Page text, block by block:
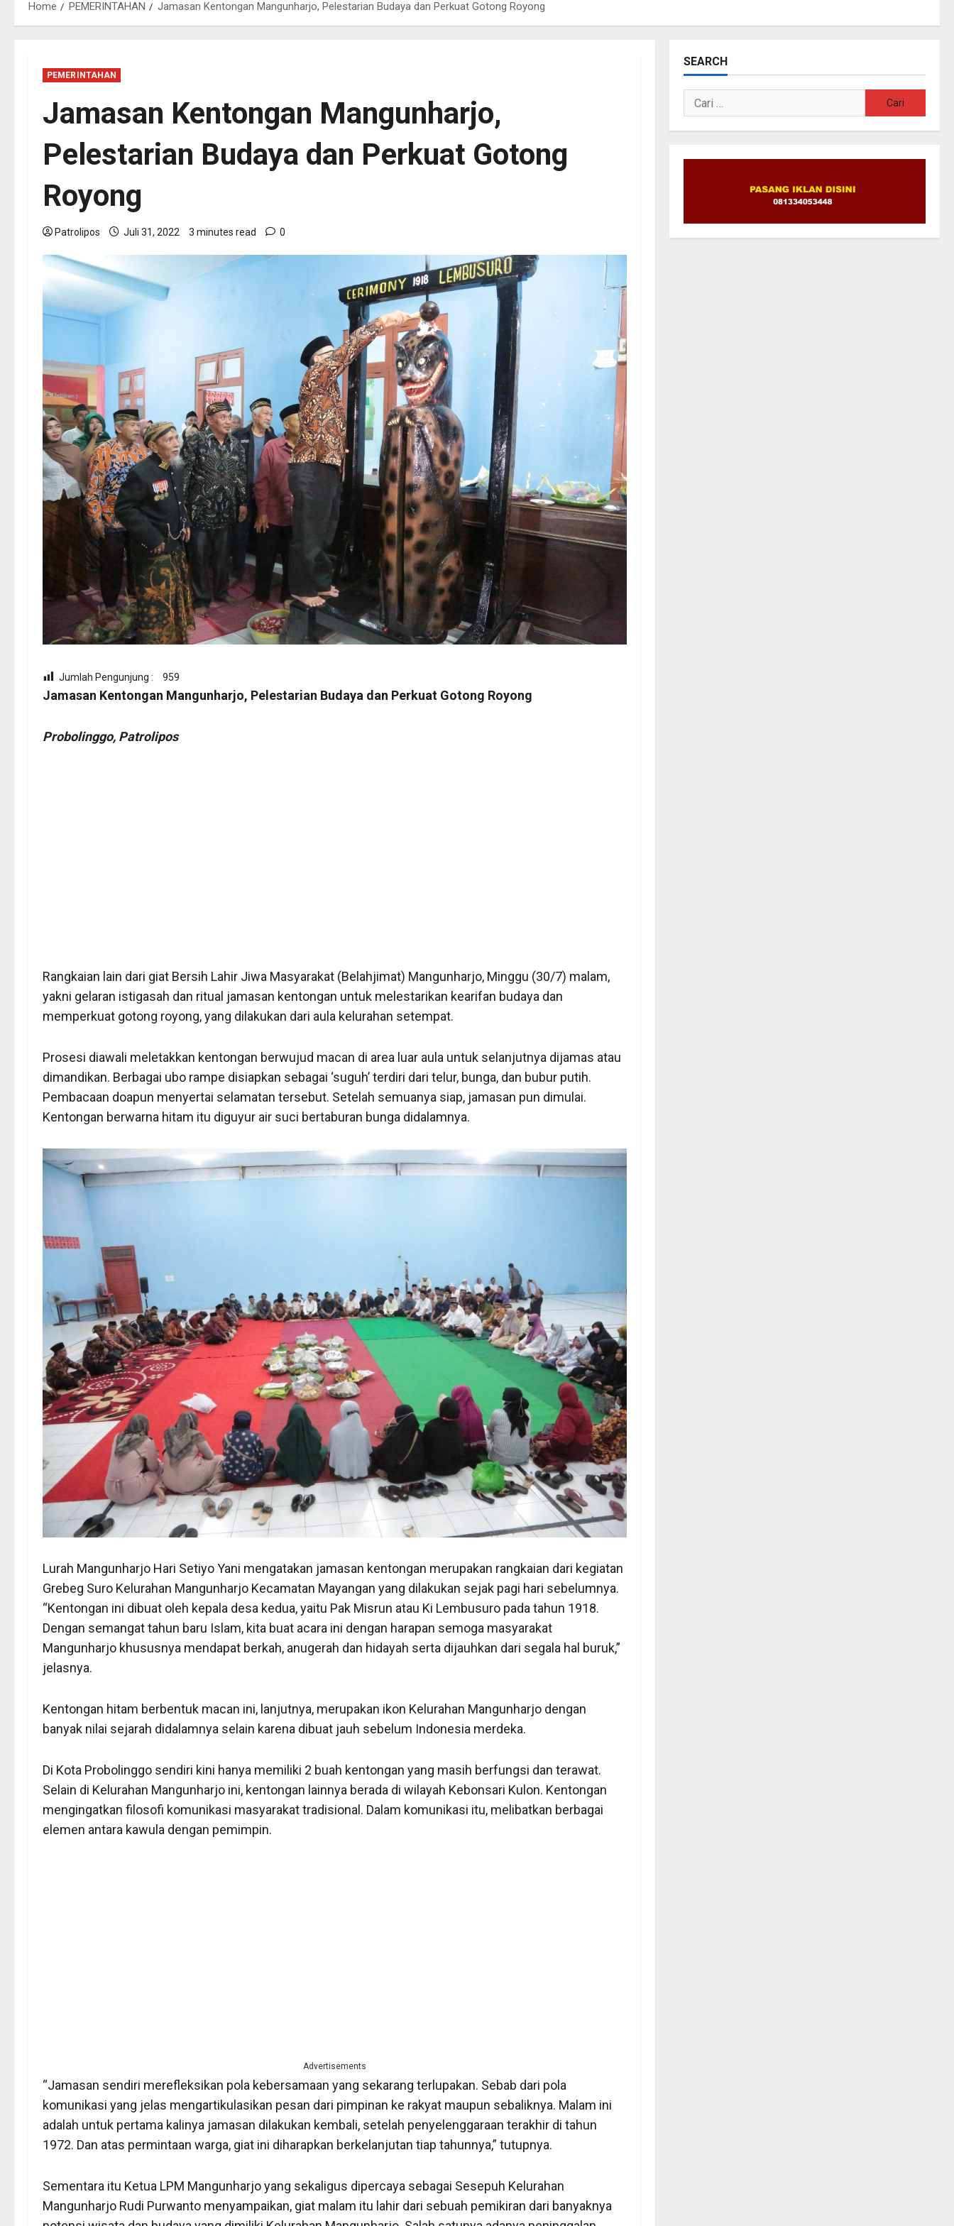
Home PEMERINTAHAN Jamasan Kentongan Mangunharjo, Pelestarian Budaya dan Perkuat Gotong Royong
PEMERINTAHAN
Jamasan Kentongan Mangunharjo,
Pelestarian Budaya dan Perkuat Gotong
Royong
Patrolipos Juli 31, 2022 3 minutes read 0
Jumlah Pengunjung : 959
Jamasan Kentongan Mangunharjo, Pelestarian Budaya dan Perkuat Gotong Royong
Probolinggo, Patrolipos
Rangkaian lain dari giat Bersih Lahir Jiwa Masyarakat (Belahjimat) Mangunharjo, Minggu (30/7) malam,
yakni gelaran istigasah dan ritual jamasan kentongan untuk melestarikan kearifan budaya dan
memperkuat gotong royong, yang dilakukan dari aula kelurahan setempat.
Prosesi diawali meletakkan kentongan berwujud macan di area luar aula untuk selanjutnya dijamas atau
dimandikan. Berbagai ubo rampe disiapkan sebagai ‘suguh’ terdiri dari telur, bunga, dan bubur putih.
Pembacaan doapun menyertai selamatan tersebut. Setelah semuanya siap, jamasan pun dimulai.
Kentongan berwarna hitam itu diguyur air suci bertaburan bunga didalamnya.
Lurah Mangunharjo Hari Setiyo Yani mengatakan jamasan kentongan merupakan rangkaian dari kegiatan
Grebeg Suro Kelurahan Mangunharjo Kecamatan Mayangan yang dilakukan sejak pagi hari sebelumnya.
“Kentongan ini dibuat oleh kepala desa kedua, yaitu Pak Misrun atau Ki Lembusuro pada tahun 1918.
Dengan semangat tahun baru Islam, kita buat acara ini dengan harapan semoga masyarakat
Mangunharjo khususnya mendapat berkah, anugerah dan hidayah serta dijauhkan dari segala hal buruk,”
jelasnya.
Kentongan hitam berbentuk macan ini, lanjutnya, merupakan ikon Kelurahan Mangunharjo dengan
banyak nilai sejarah didalamnya selain karena dibuat jauh sebelum Indonesia merdeka.
Di Kota Probolinggo sendiri kini hanya memiliki 2 buah kentongan yang masih berfungsi dan terawat.
Selain di Kelurahan Mangunharjo ini, kentongan lainnya berada di wilayah Kebonsari Kulon. Kentongan
mengingatkan filosofi komunikasi masyarakat tradisional. Dalam komunikasi itu, melibatkan berbagai
elemen antara kawula dengan pemimpin.
Advertisements
“Jamasan sendiri merefleksikan pola kebersamaan yang sekarang terlupakan. Sebab dari pola
komunikasi yang jelas mengartikulasikan pesan dari pimpinan ke rakyat maupun sebaliknya. Malam ini
adalah untuk pertama kalinya jamasan dilakukan kembali, setelah penyelenggaraan terakhir di tahun
1972. Dan atas permintaan warga, giat ini diharapkan berkelanjutan tiap tahunnya,” tutupnya.
Sementara itu Ketua LPM Mangunharjo yang sekaligus dipercaya sebagai Sesepuh Kelurahan
Mangunharjo Rudi Purwanto menyampaikan, giat malam itu lahir dari sebuah pemikiran dari banyaknya
SEARCH
Cari
untuk: